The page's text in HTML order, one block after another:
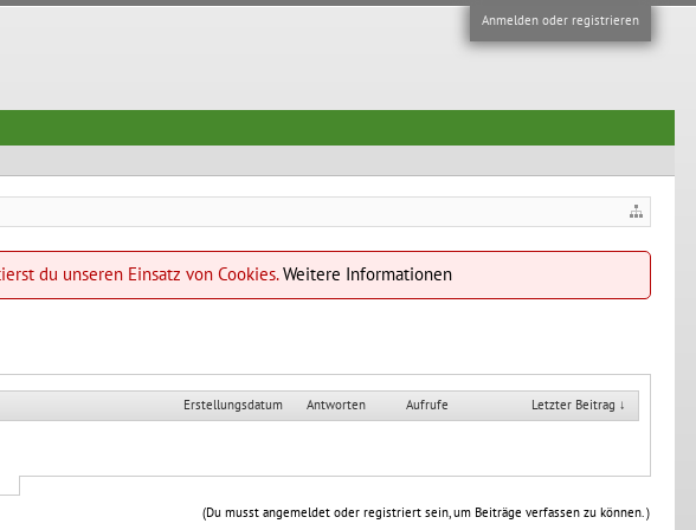
Anmelden oder registrieren
du unseren Einsatz von Cookies.Weitere Informationen
Erstellungsdatum Antworten Aufrufe Letzter Beitrag ↓
(Du musst angemeldet oder registriert sein, um Beiträge verfassen zu können. )